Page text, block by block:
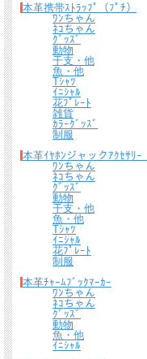
本革携帯ｽﾄﾗｯﾌﾟ（ﾌﾟﾁ）
ﾜﾝちゃん
ﾈｺちゃん
ｸﾞｯｽﾞ
動物
干支・他
魚・他
Tｼｬﾂ
ｲﾆｼｬﾙ
花ﾌﾟﾚｰﾄ
雑貨
ｶﾗｰｸﾞｯｽﾞ
制服
本革ｲﾔﾎﾝジャックｱｸｾｻﾘｰ
ﾜﾝちゃん
ﾈｺちゃん
ｸﾞｯｽﾞ
動物
干支・他
魚・他
Tｼｬﾂ
ｲﾆｼｬﾙ
花ﾌﾟﾚｰﾄ
制服
本革ﾁｬｰﾑﾌﾞｯｸﾏｰｶｰ
ﾜﾝちゃん
ﾈｺちゃん
ｸﾞｯｽﾞ
動物
魚・他
ｲﾆｼｬﾙ